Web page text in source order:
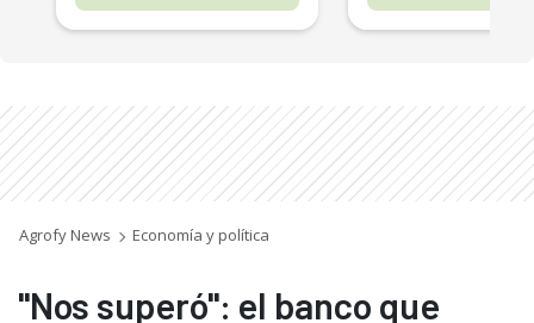
Agrofy News Economía y política
"Nos superó": el banco que